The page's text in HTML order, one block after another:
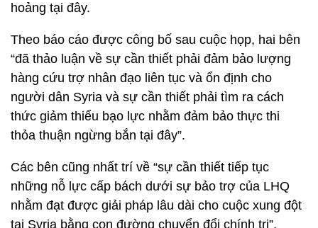
hoảng tại đây.
Theo báo cáo được công bố sau cuộc họp, hai bên
“đã thảo luận về sự cần thiết phải đảm bảo lượng
hàng cứu trợ nhân đạo liên tục và ổn định cho
người dân Syria và sự cần thiết phải tìm ra cách
thức giảm thiểu bạo lực nhằm đảm bảo thực thi
thỏa thuận ngừng bắn tại đây”.
Các bên cũng nhất trí về “sự cần thiết tiếp tục
những nỗ lực cấp bách dưới sự bảo trợ của LHQ
nhằm đạt được giải pháp lâu dài cho cuộc xung đột
tại Syria bằng con đường chuyển đổi chính trị”.